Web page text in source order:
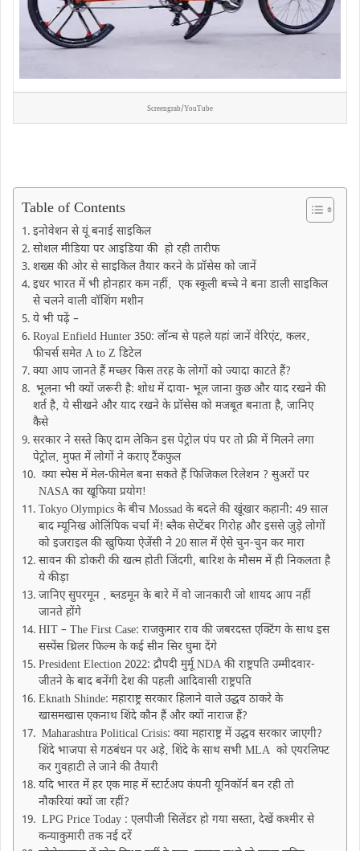
Screengrab/YouTube
Table of Contents
इनोवेशन से यूं बनाई साइकिल
सोशल मीडिया पर आइडिया की हो रही तारीफ
शख्स की ओर से साइकिल तैयार करने के प्रॉसेस को जानें
इधर भारत में भी होनहार कम नहीं‚ एक स्कूली बच्चे ने बना डाली साइकिल
से चलने वाली वॉशिंग मशीन
ये भी पढ़ें –
Royal Enfield Hunter 350: लॉन्च से पहले यहां जानें वेरिएंट, कलर‚
फीचर्स समेत A to Z डिटेल
क्या आप जानते हैं मच्छर किस तरह के लोगों को ज्यादा काटते हैं?
भूलना भी क्यों जरूरी है: शोध में दावा- भूल जाना कुछ और याद रखने की
शर्त है‚ ये सीखने और याद रखने के प्रॉसेस को मजबूत बनाता है, जानिए
कैसे
सरकार ने सस्ते किए दाम लेकिन इस पेट्रोल पंप पर तो फ्री में मिलने लगा
पेट्रोल‚ मुफ्त में लोगों ने कराए टैंकफुल
क्या स्पेस में मेल-फीमेल बना सकते हैं फिजिकल रिलेशन ? सुअरों पर
NASA का खूफिया प्रयोगǃ
Tokyo Olympics के बीच Mossad के बदले की खूंखार कहानी: 49 साल
बाद म्यूनिख ओलिंपिक चर्चा में! ब्लैक सेप्टेंबर गिरोह और इससे जुड़े लोगों
को इजराइल की खुफिया ऐजेंसी ने 20 साल में ऐसे चुन-चुन कर मारा
सावन की डोकरी की खत्म होती जिंदगी, बारिश के मौसम में ही निकलता है
ये कीड़ा
जानिए सुपरमून ‚ ब्लडमून के बारे में वो जानकारी जो शायद आप नहीं
जानते होंगे
HIT – The First Case: राजकुमार राव की जबरदस्त एक्टिंग के साथ इस
सस्पेंस थ्रिलर फिल्म के कई सीन सिर घुमा देंगे
President Election 2022: द्रौपदी मुर्मू NDA की राष्ट्रपति उम्मीदवार-
जीतने के बाद बनेंगी देश की पहली आदिवासी राष्ट्रपति
Eknath Shinde: महाराष्ट्र सरकार हिलाने वाले उद्धव ठाकरे के
खासमखास एकनाथ शिंदे कौन हैं और क्यों नाराज हैं?
Maharashtra Political Crisis: क्या महाराष्ट्र में उद्धव सरकार जाएगी?
शिंदे भाजपा से गठबंधन पर अड़े‚ शिंदे के साथ सभी MLA को एयरलिफ्ट
कर गुवहाटी ले जाने की तैयारी
यदि भारत में हर एक माह में स्टार्टअप कंपनी यूनिकॉर्न बन रही तो
नौकरियां क्यों जा रहीं?
LPG Price Today : एलपीजी सिलेंडर हो गया सस्ता, देखें कश्मीर से
कन्याकुमारी तक नई दरें